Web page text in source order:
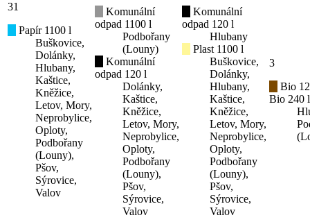
31
Papír 1100 l
Buškovice,
Dolánky,
Hlubany,
Kaštice,
Kněžice,
Letov, Mory,
Neprobylice,
Oploty,
Podbořany
(Louny),
Pšov,
Sýrovice,
Valov
Komunální
odpad 1100 l
Podbořany
(Louny)
Komunální
odpad 120 l
Dolánky,
Kaštice,
Kněžice,
Letov, Mory,
Neprobylice,
Oploty,
Podbořany
(Louny),
Pšov,
Sýrovice,
Valov
Komunální
odpad 120 l
Hlubany
Plast 1100 l
Buškovice,
Dolánky,
Hlubany,
Kaštice,
Kněžice,
Letov, Mory,
Neprobylice,
Oploty,
Podbořany
(Louny),
Pšov,
Sýrovice,
Valov
3
Bio
Bio 240 l